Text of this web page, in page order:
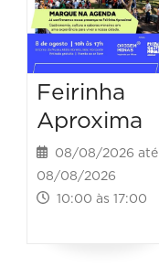
Feirinha
Aproxima
08/08/2026 até
08/08/2026
10:00 às 17:00